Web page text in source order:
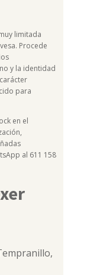
limitada
Procede
y la identidad
para
en el
al 611 158